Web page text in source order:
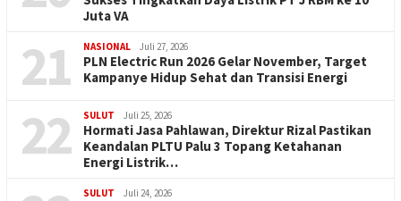
Juta VA
21 NASIONAL Juli 27, 2026
PLN Electric Run 2026 Gelar November, Target
Kampanye Hidup Sehat dan Transisi Energi
22 SULUT Juli 25, 2026
Hormati Jasa Pahlawan, Direktur Rizal Pastikan
Keandalan PLTU Palu 3 Topang Ketahanan
Energi Listrik…
SULUT Juli 24, 2026